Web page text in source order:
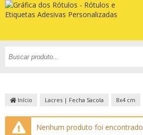
Início Lacres | Fecha Sacola 8x4 cm
Nenhum produto foi encontrado